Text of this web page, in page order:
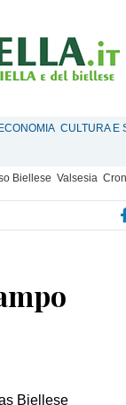
ECONOMIA CULTURA E
Biellese Valsesia